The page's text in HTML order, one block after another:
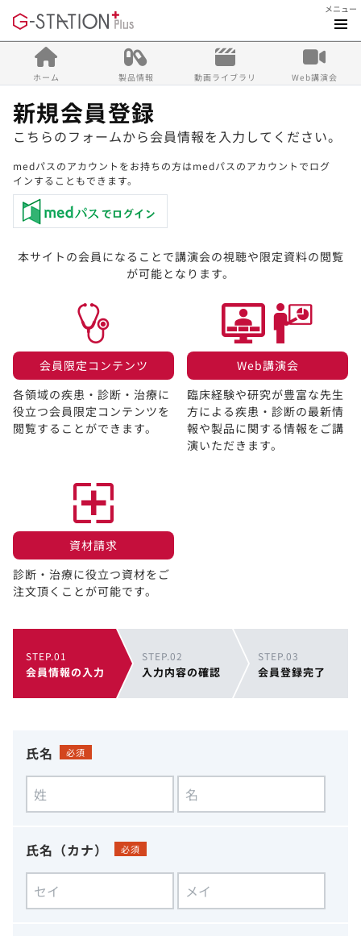
メニュー
ホーム 製品情報 動画ライブラリ Web講演会
新規会員登録
こちらのフォームから会員情報を入力してください。
medパスのアカウントをお持ちの方はmedパスのアカウントでログ
インすることもできます。
本サイトの会員になることで講演会の視聴や限定資料の閲覧
が可能となります。
会員限定コンテンツ​
各領域の疾患・診断・治療に
役立つ会員限定コンテンツを
閲覧することができます。​
Web講演会​
臨床経験や研究が豊富な先生
方による疾患・診断の最新情
報や製品に関する情報をご講
演いただきます。
資材請求​
診断・治療に役立つ資材をご
注文頂くことが可能です。
STEP.01
会員情報の入力
STEP.02
入力内容の確認
STEP.03
会員登録完了
氏名 必須
氏名（カナ） 必須